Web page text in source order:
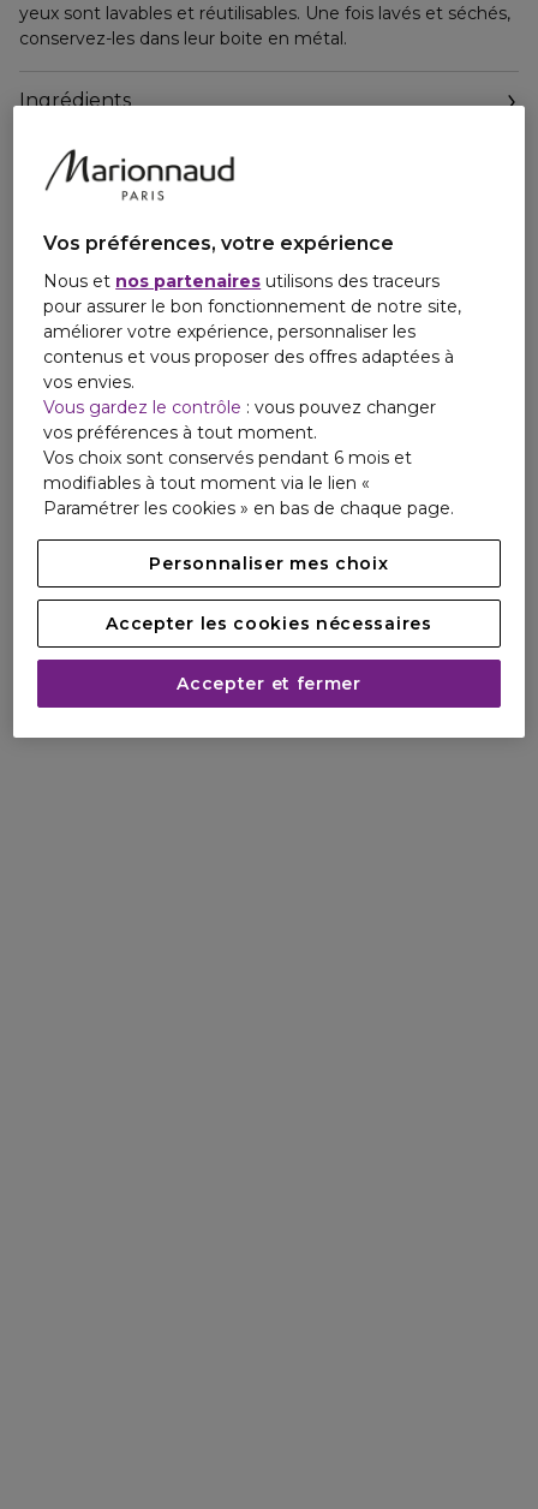
yeux sont lavables et réutilisables. Une fois lavés et séchés,
conservez-les dans leur boite en métal.
Ingrédients
Vos préférences, votre expérience
Nous et nos partenaires utilisons des traceurs
pour assurer le bon fonctionnement de notre site,
améliorer votre expérience, personnaliser les
contenus et vous proposer des offres adaptées à
vos envies.
Vous gardez le contrôle : vous pouvez changer
vos préférences à tout moment.
Vos choix sont conservés pendant 6 mois et
modifiables à tout moment via le lien «
Paramétrer les cookies » en bas de chaque page.
Personnaliser mes choix
Accepter les cookies nécessaires
Accepter et fermer